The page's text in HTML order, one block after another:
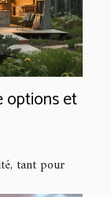
options et
tant pour